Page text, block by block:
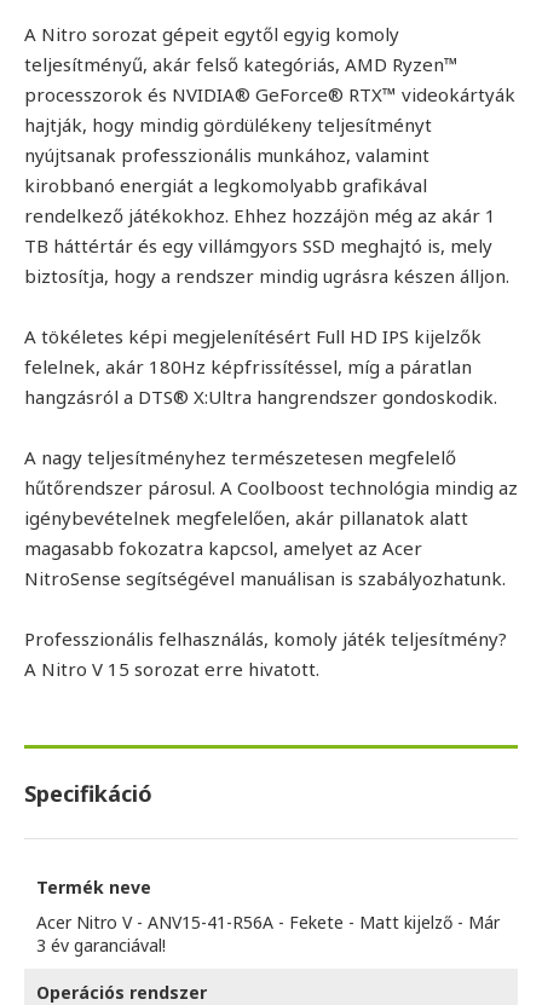
A Nitro sorozat gépeit egytől egyig komoly
teljesítményű, akár felső kategóriás, AMD Ryzen™
processzorok és NVIDIA® GeForce® RTX™ videokártyák
hajtják, hogy mindig gördülékeny teljesítményt
nyújtsanak professzionális munkához, valamint
kirobbanó energiát a legkomolyabb grafikával
rendelkező játékokhoz. Ehhez hozzájön még az akár 1
TB háttértár és egy villámgyors SSD meghajtó is, mely
biztosítja, hogy a rendszer mindig ugrásra készen álljon.
A tökéletes képi megjelenítésért Full HD IPS kijelzők
felelnek, akár 180Hz képfrissítéssel, míg a páratlan
hangzásról a DTS® X:Ultra hangrendszer gondoskodik.
A nagy teljesítményhez természetesen megfelelő
hűtőrendszer párosul. A Coolboost technológia mindig az
igénybevételnek megfelelően, akár pillanatok alatt
magasabb fokozatra kapcsol, amelyet az Acer
NitroSense segítségével manuálisan is szabályozhatunk.
Professzionális felhasználás, komoly játék teljesítmény?
A Nitro V 15 sorozat erre hivatott.
Specifikáció
Termék neve
Acer Nitro V - ANV15-41-R56A - Fekete - Matt kijelző - Már
3 év garanciával!
Operációs rendszer